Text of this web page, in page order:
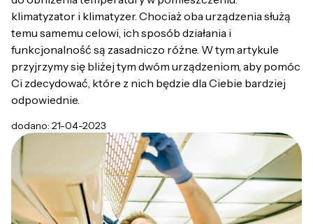
klimatyzator i klimatyzer. Chociaż oba urządzenia służą
temu samemu celowi, ich sposób działania i
funkcjonalność są zasadniczo różne. W tym artykule
przyjrzymy się bliżej tym dwóm urządzeniom, aby pomóc
Ci zdecydować, które z nich będzie dla Ciebie bardziej
odpowiednie.
dodano: 21-04-2023